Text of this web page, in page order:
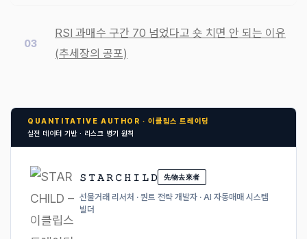
RSI 과매수 구간 70 넘었다고 숏 치면 안 되는 이유
(추세장의 공포)
QUANTITATIVE AUTHOR · 이클립스 트레이딩
실전 데이터 기반 · 리스크 병기 원칙
𝚂 𝚃 𝙰 𝚁 𝙲 𝙷 𝙸 𝙻 𝙳 先物去來者
선물거래 리서처 · 퀀트 전략 개발자 · AI 자동매매 시스템
빌더